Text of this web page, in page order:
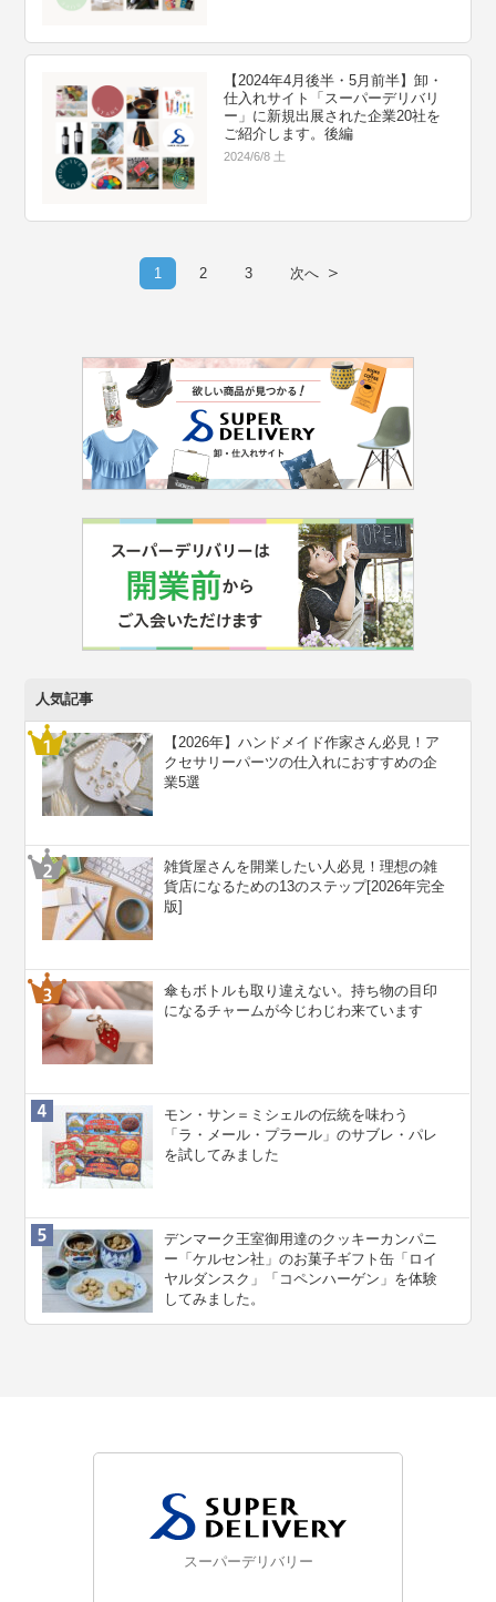
【2024年4月後半・5月前半】卸・
仕入れサイト「スーパーデリバリ
ー」に新規出展された企業20社を
ご紹介します。後編
2024/6/8 土
1 2 3 次へ ＞
人気記事
【2026年】ハンドメイド作家さん必見！ア
クセサリーパーツの仕入れにおすすめの企
業5選
雑貨屋さんを開業したい人必見！理想の雑
貨店になるための13のステップ[2026年完全
版]
傘もボトルも取り違えない。持ち物の目印
になるチャームが今じわじわ来ています
モン・サン＝ミシェルの伝統を味わう
「ラ・メール・プラール」のサブレ・パレ
を試してみました
デンマーク王室御用達のクッキーカンパニ
ー「ケルセン社」のお菓子ギフト缶「ロイ
ヤルダンスク」「コペンハーゲン」を体験
してみました。
スーパーデリバリー